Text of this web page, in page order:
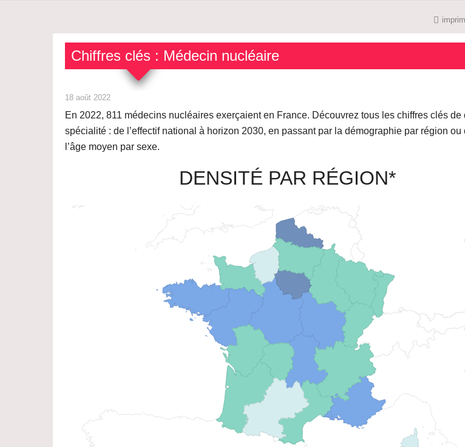
Chiffres clés : Médecin nucléaire
18 août 2022
En 2022, 811 médecins nucléaires exerçaient en France. Découvrez tous les chiffres clés de
spécialité : de l’effectif national à horizon 2030, en passant par la démographie par région ou
l’âge moyen par sexe.
DENSITÉ PAR RÉGION*